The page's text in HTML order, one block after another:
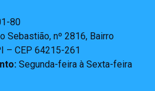
80
Sebastião, nº 2816, Bairro
– CEP 64215-261
Segunda-feira à Sexta-feira